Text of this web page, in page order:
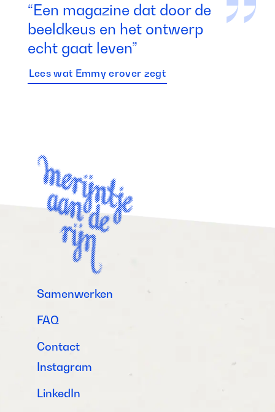
“Een magazine dat door de
beeldkeus en het ontwerp
echt gaat leven”
Lees wat Emmy erover zegt
Samenwerken
FAQ
Contact
Instagram
LinkedIn